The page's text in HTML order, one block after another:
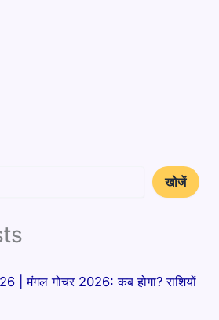
खोजें
| मंगल गोचर 2026: कब होगा? राशियों